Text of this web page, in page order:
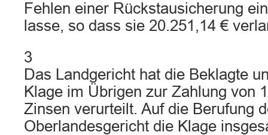
Fehlen einer Rückstausicherung
lasse, so dass sie 20.251,14 €
3
Das Landgericht hat die Beklagte
Klage im Übrigen zur Zahlung von
Zinsen verurteilt. Auf die Berufung
Oberlandesgericht die Klage